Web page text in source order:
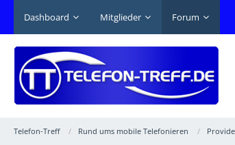
Dashboard Mitglieder Forum
Telefon-Treff Rund ums mobile Telefonieren